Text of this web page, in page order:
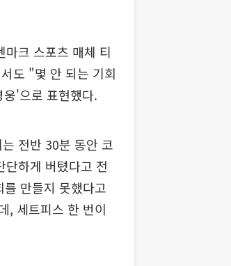
크 스포츠 매체 티
도 "몇 안 되는 기회
'으로 표현했다.
전반 30분 동안 코
하게 버텼다고 전
만들지 못했다고
, 세트피스 한 번이